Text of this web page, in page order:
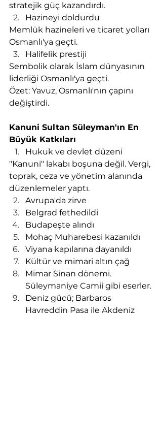
stratejik güç kazandırdı.
Hazineyi doldurdu
Memlük hazineleri ve ticaret yolları
Osmanlı'ya geçti.
Halifelik prestiji
Sembolik olarak İslam dünyasının
liderliği Osmanlı'ya geçti.
Özet: Yavuz, Osmanlı'nın çapını
değiştirdi.
Kanuni Sultan Süleyman'ın En
Büyük Katkıları
Hukuk ve devlet düzeni
"Kanuni" lakabı boşuna değil. Vergi,
toprak, ceza ve yönetim alanında
düzenlemeler yaptı.
Avrupa'da zirve
Belgrad fethedildi
Budapeşte alındı
Mohaç Muharebesi kazanıldı
Viyana kapılarına dayanıldı
Kültür ve mimari altın çağ
Mimar Sinan dönemi.
Süleymaniye Camii gibi eserler.
Deniz gücü; Barbaros
Hayreddin Paşa ile Akdeniz